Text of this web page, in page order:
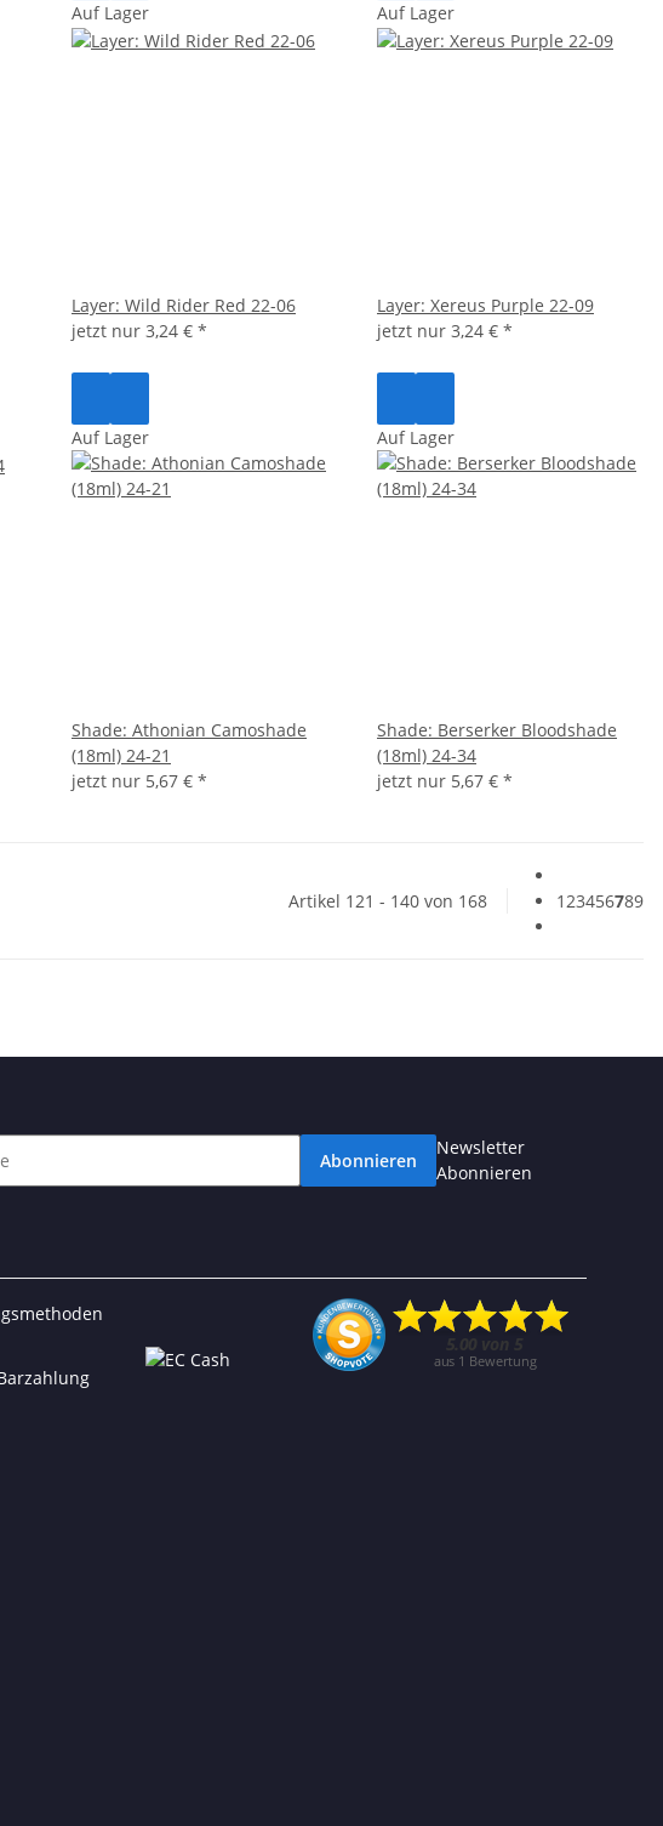
Auf Lager
Layer: Wild Rider Red 22-06
jetzt nur 3,24 € *
Auf Lager
Layer: Xereus Purple 22-09
jetzt nur 3,24 € *
Auf Lager
Shade: Athonian Camoshade
(18ml) 24-21
jetzt nur 5,67 € *
Auf Lager
Shade: Berserker Bloodshade
(18ml) 24-34
jetzt nur 5,67 € *
Artikel 121 - 140 von 168 123456789
Abonnieren
Newsletter
Abonnieren